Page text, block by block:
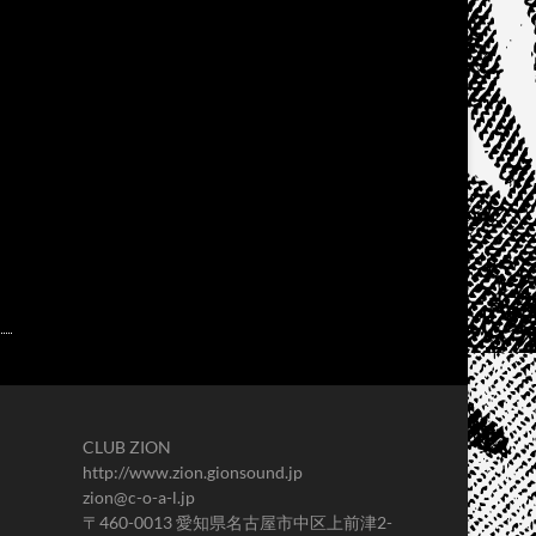
CLUB ZION
http://www.zion.gionsound.jp
zion@c-o-a-l.jp
〒460-0013 愛知県名古屋市中区上前津2-